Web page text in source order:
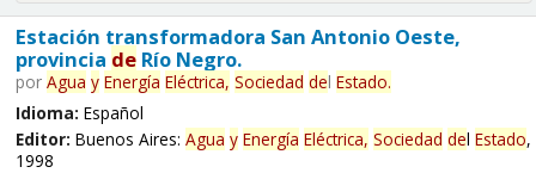
Estación transformadora San Antonio Oeste,
provincia deRío Negro.
por Agua y Energía Eléctrica, Sociedad del Estado.
Idioma: Español
Editor: Buenos Aires: Agua y Energía Eléctrica, Sociedad del Estado,
1998